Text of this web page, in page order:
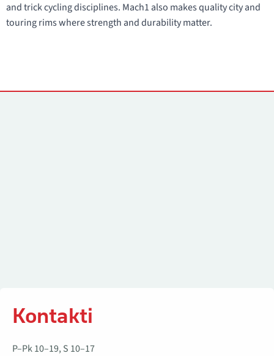
and trick cycling disciplines. Mach1 also makes quality city and
touring rims where strength and durability matter.
Kontakti
P–Pk 10–19, S 10–17